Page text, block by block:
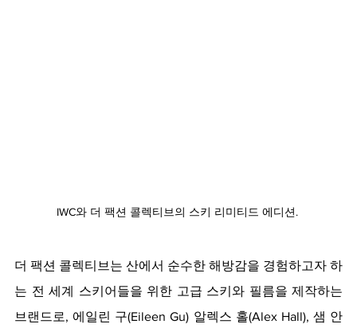
IWC와 더 팩션 콜렉티브의 스키 리미티드 에디션.
더 팩션 콜렉티브는 산에서 순수한 해방감을 경험하고자 하
는 전 세계 스키어들을 위한 고급 스키와 필름을 제작하는
브랜드로, 에일린 구(Eileen Gu) 알렉스 홀(Alex Hall), 샘 안